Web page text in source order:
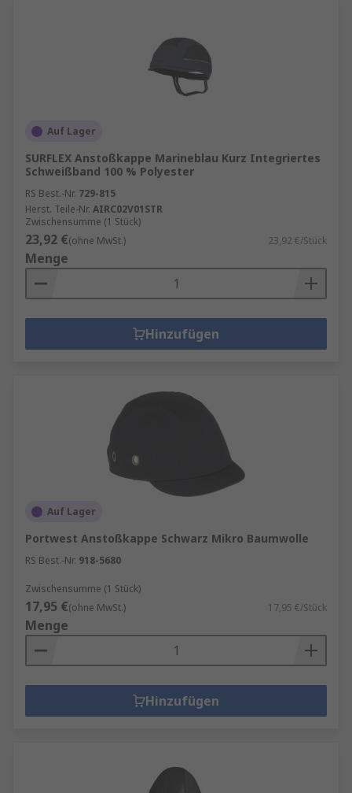
Auf Lager
SURFLEX Anstoßkappe Marineblau Kurz Integriertes
Schweißband 100 % Polyester
RS Best.-Nr. 729-815
Herst. Teile-Nr. AIRC02V01STR
Zwischensumme (1 Stück)
23,92 €(ohne MwSt.) 23,92 €/Stück
Menge
Hinzufügen
Auf Lager
Portwest Anstoßkappe Schwarz Mikro Baumwolle
RS Best.-Nr. 918-5680
Zwischensumme (1 Stück)
17,95 €(ohne MwSt.) 17,95 €/Stück
Menge
Hinzufügen